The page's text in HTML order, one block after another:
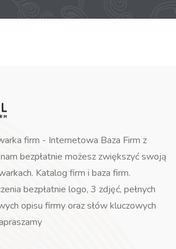
firm - Internetowa Baza Firm z
bezpłatnie możesz zwiększyć swoją
Katalog firm i baza firm.
bezpłatnie logo, 3 zdjęć, pełnych
opisu firmy oraz słów kluczowych